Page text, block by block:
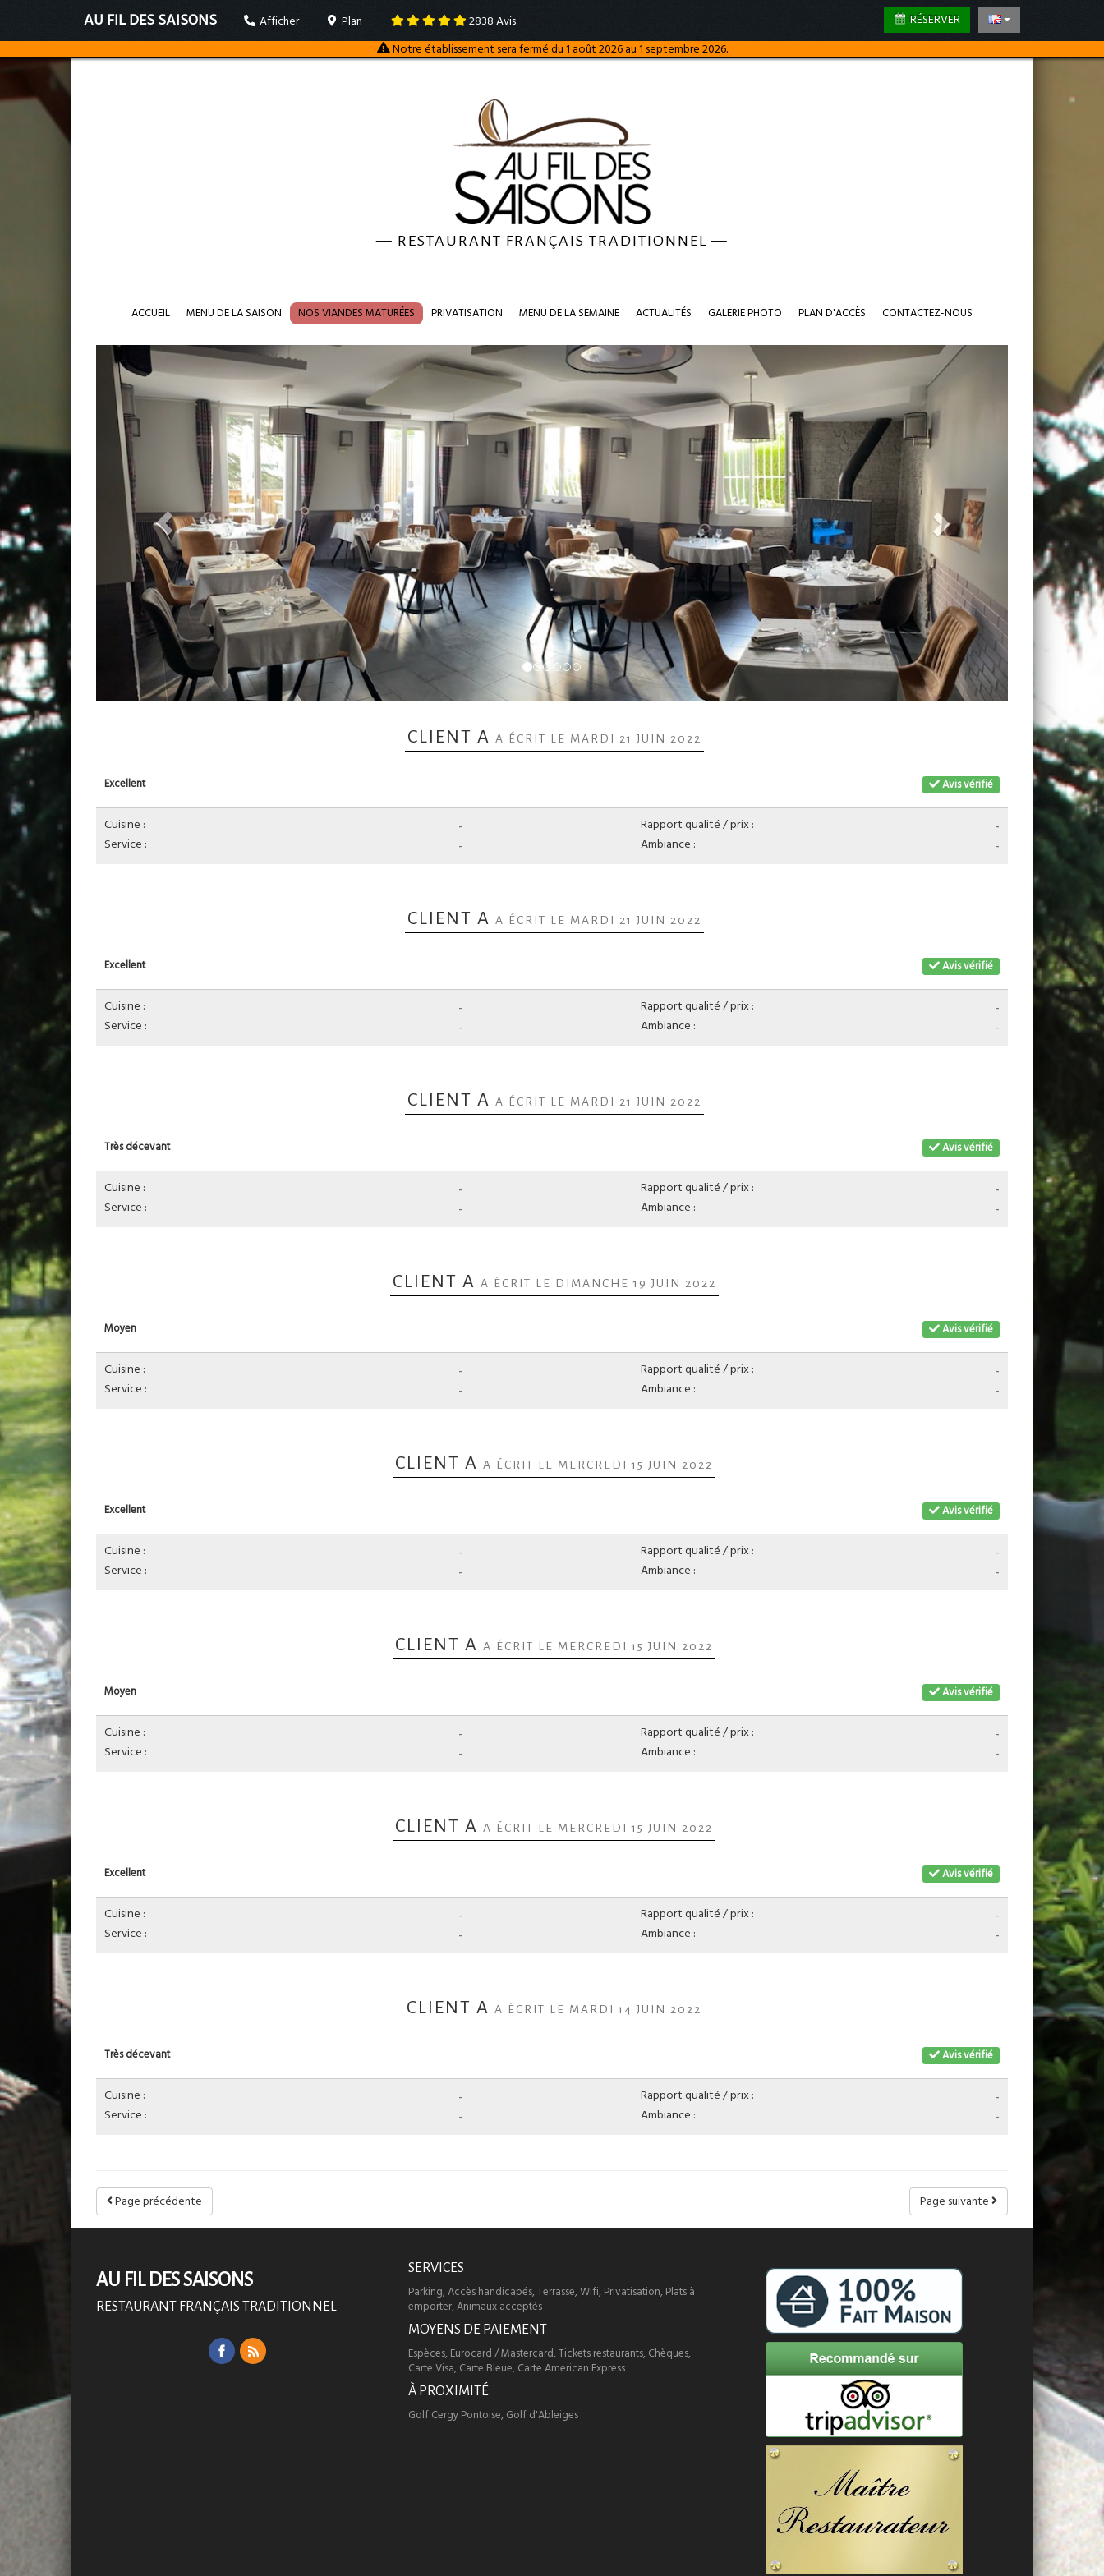
RÉSERVER
AU FIL DES SAISONS Afficher Plan 2838 Avis
Notre établissement sera fermé du 1 août 2026 au 1 septembre 2026.
— RESTAURANT FRANÇAIS TRADITIONNEL—
ACCUEIL MENU DE LA SAISON NOS VIANDES MATURÉES PRIVATISATION MENU DE LA SEMAINE ACTUALITÉS GALERIE PHOTO PLAN D'ACCÈS CONTACTEZ-NOUS
CLIENT A A ÉCRIT LE MARDI 21 JUIN 2022
Avis vérifié
Excellent
-
Cuisine : -
Rapport qualité / prix :
-
Service : -
Ambiance :
CLIENT A A ÉCRIT LE MARDI 21 JUIN 2022
Avis vérifié
Excellent
-
Cuisine : -
Rapport qualité / prix :
-
Service : -
Ambiance :
CLIENT A A ÉCRIT LE MARDI 21 JUIN 2022
Avis vérifié
Très décevant
-
Cuisine : -
Rapport qualité / prix :
-
Service : -
Ambiance :
CLIENT A A ÉCRIT LE DIMANCHE 19 JUIN 2022
Avis vérifié
Moyen
-
Cuisine : -
Rapport qualité / prix :
-
Service : -
Ambiance :
CLIENT A A ÉCRIT LE MERCREDI 15 JUIN 2022
Avis vérifié
Excellent
-
Cuisine : -
Rapport qualité / prix :
-
Service : -
Ambiance :
CLIENT A A ÉCRIT LE MERCREDI 15 JUIN 2022
Avis vérifié
Moyen
-
Cuisine : -
Rapport qualité / prix :
-
Service : -
Ambiance :
CLIENT A A ÉCRIT LE MERCREDI 15 JUIN 2022
Avis vérifié
Excellent
-
Cuisine : -
Rapport qualité / prix :
-
Service : -
Ambiance :
CLIENT A A ÉCRIT LE MARDI 14 JUIN 2022
Avis vérifié
Très décevant
-
Cuisine : -
Rapport qualité / prix :
-
Service : -
Ambiance :
Page suivante
Page précédente
AU FIL DES SAISONS
RESTAURANT FRANÇAIS TRADITIONNEL
SERVICES
Parking, Accès handicapés, Terrasse, Wifi, Privatisation, Plats à
emporter, Animaux acceptés
MOYENS DE PAIEMENT
Espèces, Eurocard / Mastercard, Tickets restaurants, Chèques,
Carte Visa, Carte Bleue, Carte American Express
À PROXIMITÉ
Golf Cergy Pontoise, Golf d'Ableiges